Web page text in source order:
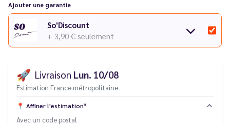
Ajouter une garantie
So'Discount
+ 3,90 € seulement
🚀 Livraison Lun. 10/08
Estimation France métropolitaine
📍 Affiner l'estimation*
Avec un code postal